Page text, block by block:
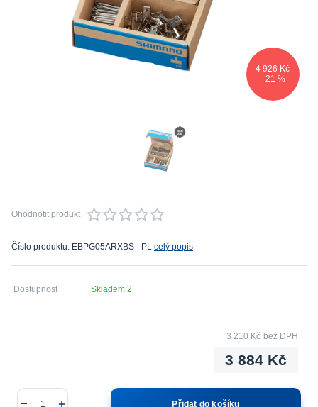
4 926 Kč
- 21 %
Ohodnotit produkt
Číslo produktu: EBPG05ARXBS - PL celý popis
Dostupnost Skladem 2
3 884 Kč
3 210 Kč bez DPH
Přidat do košíku